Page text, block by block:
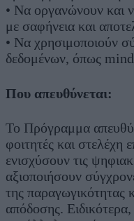
• Να οργανώνουν και
με σαφήνεια και
• Να χρησιμοποιούν
δεδομένων, όπως
Που απευθύνεται:
Το Πρόγραμμα
φοιτητές και στελέχη
ενισχύσουν τις
αξιοποιήσουν
της παραγωγικότητας
απόδοσης.